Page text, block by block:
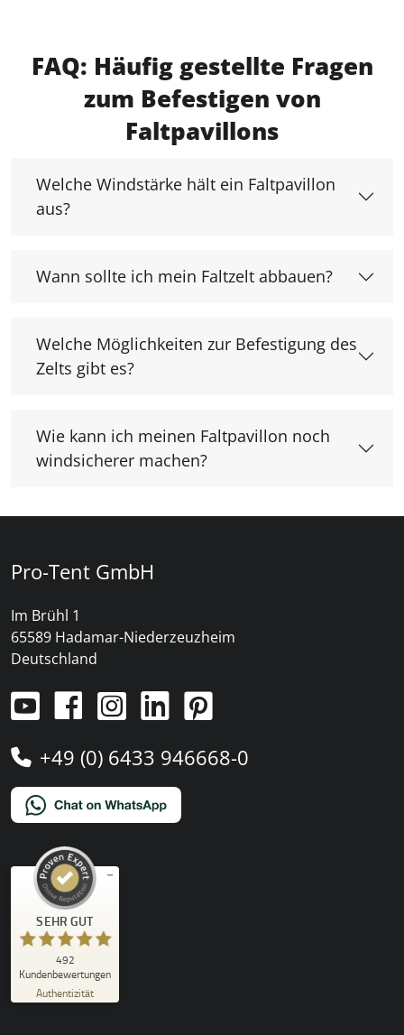
FAQ: Häufig gestellte Fragen
zum Befestigen von
Faltpavillons
Welche Windstärke hält ein Faltpavillon
aus?
Wann sollte ich mein Faltzelt abbauen?
Welche Möglichkeiten zur Befestigung des
Zelts gibt es?
Wie kann ich meinen Faltpavillon noch
windsicherer machen?
Pro-Tent GmbH
Im Brühl 1
65589 Hadamar-Niederzeuzheim
Deutschland
+49 (0) 6433 946668-0
SEHR GUT
492
Kundenbewertungen
Authentizität
Kundenbewertungen und Erfahrungen zu
Profile
)
SEHR GUT
4,92
/
5,00